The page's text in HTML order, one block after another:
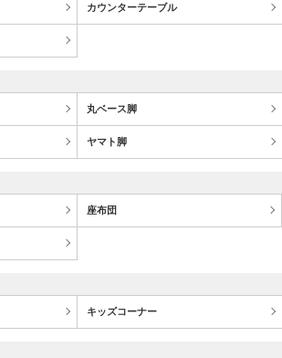
カウンターテーブル
丸ベース脚
ヤマト脚
座布団
キッズコーナー